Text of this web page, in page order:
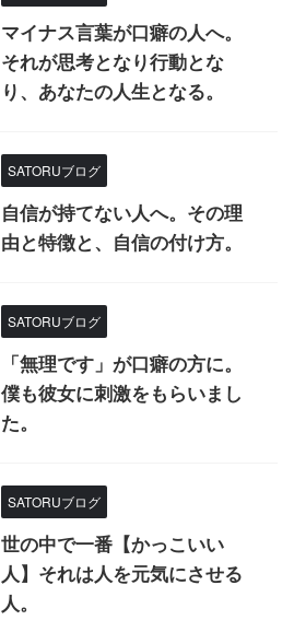
マイナス言葉が口癖の人へ。
それが思考となり行動とな
り、あなたの人生となる。
SATORUブログ
自信が持てない人へ。その理
由と特徴と、自信の付け方。
SATORUブログ
「無理です」が口癖の方に。
僕も彼女に刺激をもらいまし
た。
SATORUブログ
世の中で一番【かっこいい
人】それは人を元気にさせる
人。